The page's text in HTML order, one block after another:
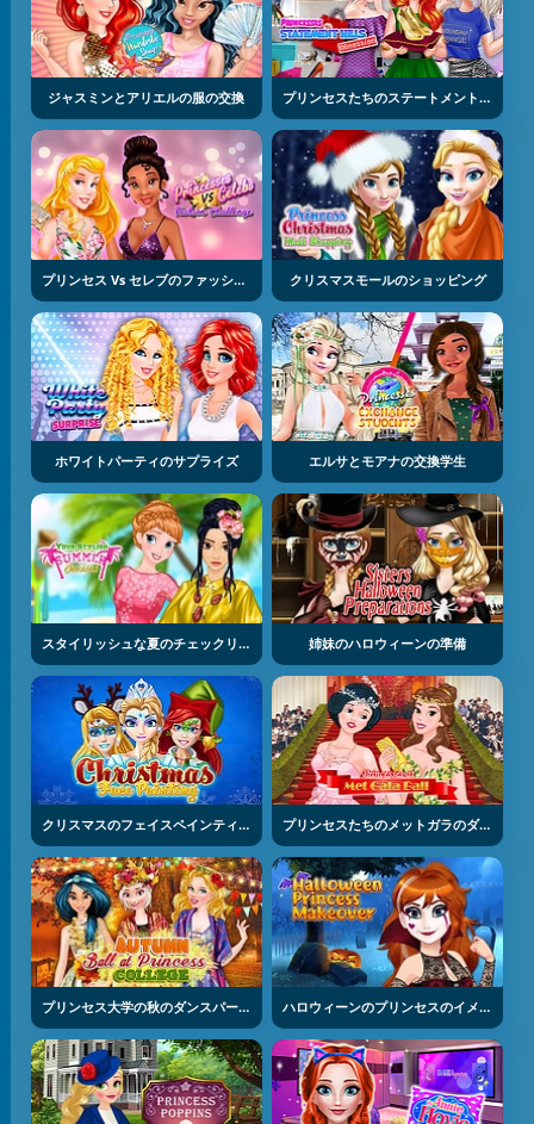
ジャスミンとアリエルの服の交換 プリンセスたちのステートメントヒルズでの熱中
プリンセス Vs セレブのファッションチャレンジ クリスマスモールのショッピング
ホワイトパーティのサプライズ エルサとモアナの交換学生
スタイリッシュな夏のチェックリスト 姉妹のハロウィーンの準備
クリスマスのフェイスペインティング プリンセスたちのメットガラのダンスパーティ
プリンセス大学の秋のダンスパーティー ハロウィーンのプリンセスのイメチェン